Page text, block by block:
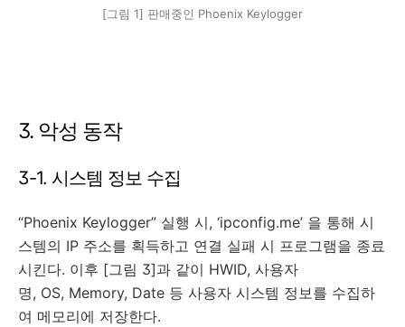
[그림 1] 판매중인 Phoenix Keylogger
3. 악성 동작
3-1. 시스템 정보 수집
“Phoenix Keylogger” 실행 시, ‘ipconfig.me’ 을 통해 시
스템의 IP 주소를 획득하고 연결 실패 시 프로그램을 종료
시킨다. 이후 [그림 3]과 같이 HWID, 사용자
명, OS, Memory, Date 등 사용자 시스템 정보를 수집하
여 메모리에 저장한다.